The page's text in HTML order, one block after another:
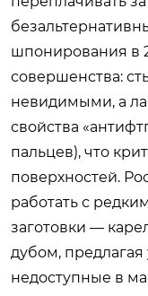
шпонирования в
совершенства:
невидимыми, а
свойства
пальцев), что
поверхностей.
работать с
заготовки —
дубом,
недоступные в